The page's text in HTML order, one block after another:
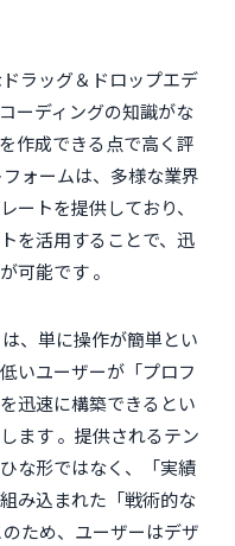
ラッグ＆ドロップエデ
ーディングの知識がな
作成できる点で高く評
ォームは、多様な業界
ートを提供しており、
を活用することで、迅
可能です 。
、単に操作が簡単とい
いユーザーが「プロフ
迅速に構築できるとい
ます 。提供されるテン
な形ではなく、「実績
み込まれた「戦術的な
ため、ユーザーはデザ